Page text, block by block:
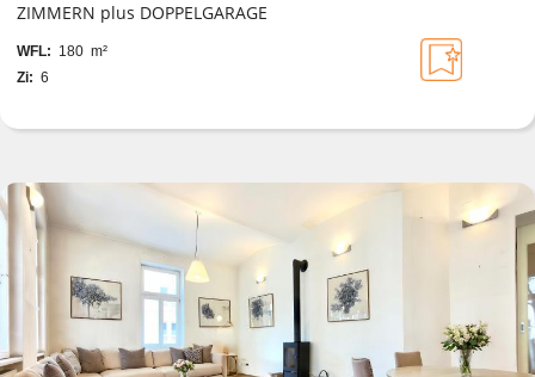
ZIMMERN plus DOPPELGARAGE
WFL: 180 m²
Zi: 6